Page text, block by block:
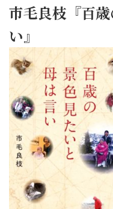
市毛良枝『百
い』